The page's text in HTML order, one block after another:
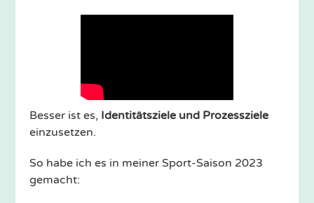
Besser ist es, Identitätsziele und Prozessziele
einzusetzen.
So habe ich es in meiner Sport-Saison 2023
gemacht: